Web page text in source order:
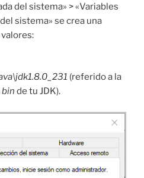
del sistema» > «Variables
sistema» se crea una
(referido a la
bin de tu JDK).